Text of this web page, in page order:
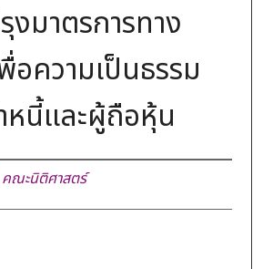
งมาตรการทาง
อความเป็นธรรม
หนี้และผู้ถือหุ้น
คณะนิติศาสตร์